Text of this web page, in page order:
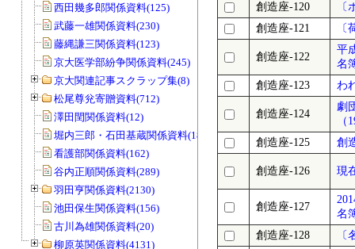
西田幾多郎関係資料(125)
武藤一雄関係資料(230)
藤縄謙三関係資料(123)
京大医学部紛争関係資料(245)
京大関連記事スクラップ集(8)
松尾尊兊寄贈資料(712)
澤田閏関係資料(12)
堀内三郎・石田基蔵関係資料(189)
看護部関係資料(162)
谷内正順関係資料(289)
羽田亨関係資料(2130)
池田保生関係資料(156)
古川為雄関係資料(20)
柳原英関係資料(4131)
創造座-120
創造座-121
創造座-122
平
名
創造座-123
わ
創造座-124
劇
（
創造座-125
創
創造座-126 現
創造座-127
名
創造座-128
〔